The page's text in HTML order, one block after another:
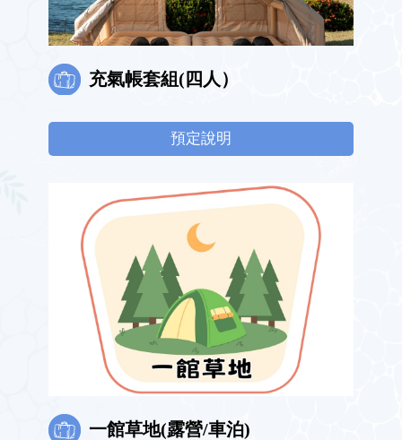
充氣帳套組(四人）
預定說明
一館草地(露營/車泊)